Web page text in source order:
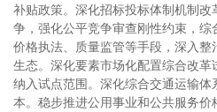
补贴政策。深化招标投标体制机制
争，强化公平竞争审查刚性约束，综
价格执法、质量监管等手段，深入整
生态。深化要素市场化配置综合改革
纳入试点范围。深化综合交通运输
本。稳步推进公用事业和公共服务价